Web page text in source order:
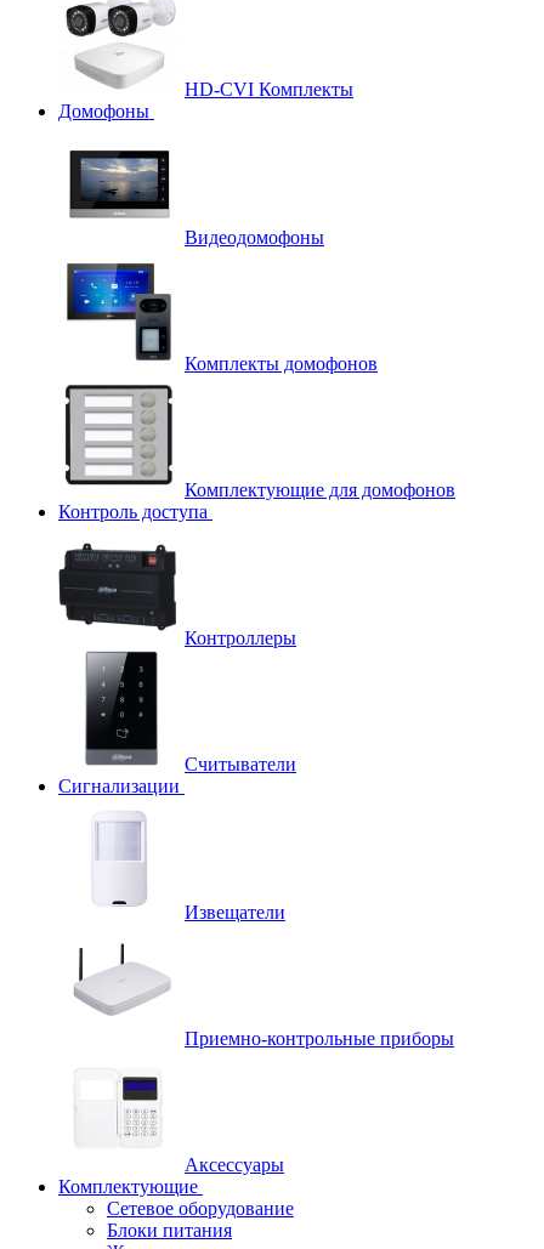
HD-CVI Комплекты
Домофоны
Видеодомофоны
Комплекты домофонов
Комплектующие для домофонов
Контроль доступа
Контроллеры
Считыватели
Сигнализации
Извещатели
Приемно-контрольные приборы
Аксессуары
Комплектующие
Сетевое оборудование
Блоки питания